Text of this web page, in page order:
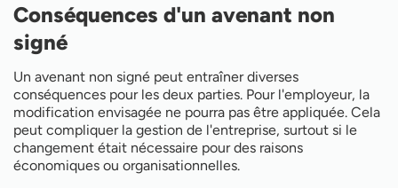
Conséquences d'un avenant non
signé
Un avenant non signé peut entraîner diverses
conséquences pour les deux parties. Pour l'employeur, la
modification envisagée ne pourra pas être appliquée. Cela
peut compliquer la gestion de l'entreprise, surtout si le
changement était nécessaire pour des raisons
économiques ou organisationnelles.